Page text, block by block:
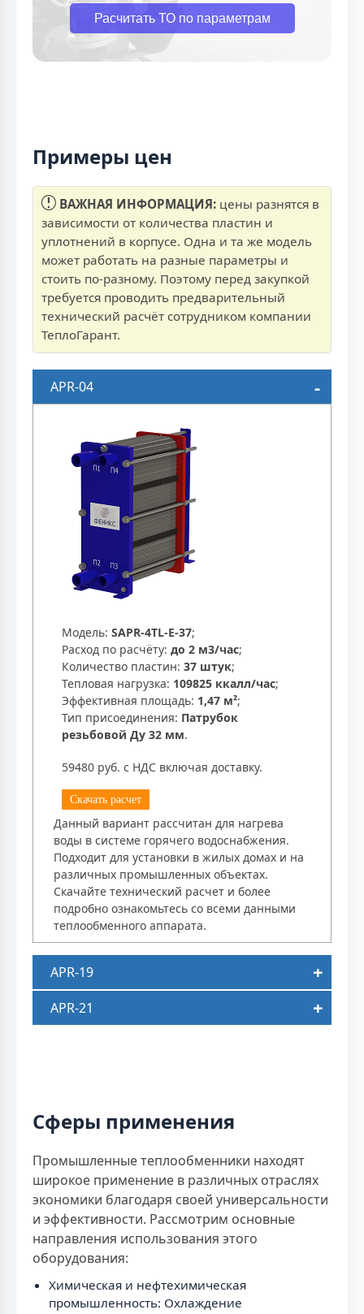
Расчитать ТО по параметрам
Примеры цен
ВАЖНАЯ ИНФОРМАЦИЯ: цены разнятся в
зависимости от количества пластин и
уплотнений в корпусе. Одна и та же модель
может работать на разные параметры и
стоить по-разному. Поэтому перед закупкой
требуется проводить предварительный
технический расчёт сотрудником компании
ТеплоГарант.
APR-04
Модель: SAPR-4TL-E-37;
Расход по расчёту: до 2 м3/час;
Количество пластин: 37 штук;
Тепловая нагрузка: 109825 ккалл/час;
Эффективная площадь: 1,47 м²;
Тип присоединения: Патрубок
резьбовой Ду 32 мм.
59480 руб. с НДС включая доставку.
Скачать расчет
Данный вариант рассчитан для нагрева
воды в системе горячего водоснабжения.
Подходит для установки в жилых домах и на
различных промышленных объектах.
Скачайте технический расчет и более
подробно ознакомьтесь со всеми данными
теплообменного аппарата.
APR-19
APR-21
Сферы применения
Промышленные теплообменники находят
широкое применение в различных отраслях
экономики благодаря своей универсальности
и эффективности. Рассмотрим основные
направления использования этого
оборудования:
Химическая и нефтехимическая
промышленность: Охлаждение